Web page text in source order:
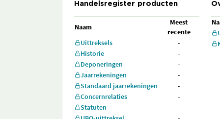
Handelsregister producten
Naam
Meest
recente
Uittreksels
-
Historie
-
Deponeringen
-
Jaarrekeningen
-
Standaard jaarrekeningen
-
Concernrelaties
-
Statuten
-